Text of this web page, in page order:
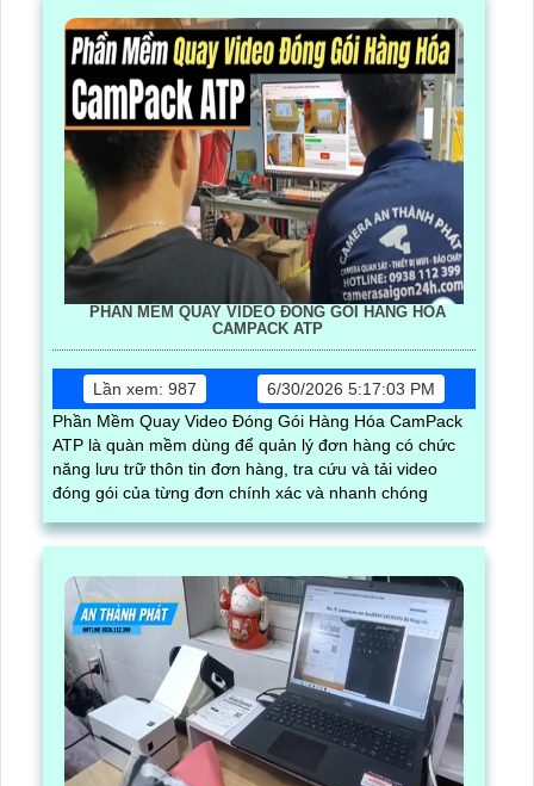
PHẦN MỀM QUAY VIDEO ĐÓNG GÓI HÀNG HÓA
CAMPACK ATP
Lần xem: 987
6/30/2026 5:17:03 PM
Phần Mềm Quay Video Đóng Gói Hàng Hóa CamPack
ATP là quàn mềm dùng để quản lý đơn hàng có chức
năng lưu trữ thôn tin đơn hàng, tra cứu và tải video
đóng gói của từng đơn chính xác và nhanh chóng